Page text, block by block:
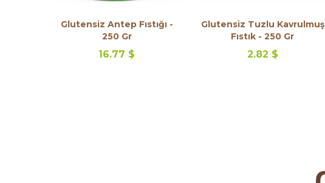
Glutensiz Antep Fıstığı -
250 Gr
16.77 $
Glutensiz Tuzlu Kavrulmuş
Fıstık - 250 Gr
2.82 $